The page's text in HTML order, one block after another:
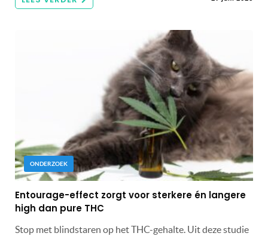
ONDERZOEK
Entourage-effect zorgt voor sterkere én langere
high dan pure THC
Stop met blindstaren op het THC-gehalte. Uit deze studie